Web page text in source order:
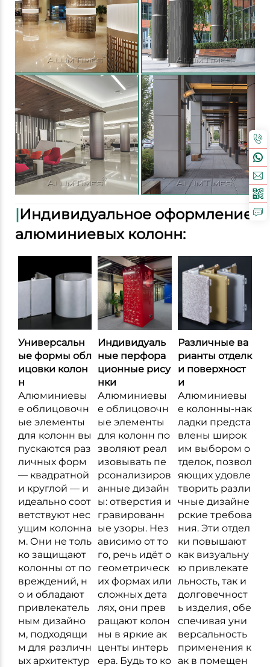
|Индивидуальное оформление
алюминиевых колонн:
Универсальн
ые формы обл
ицовки колон
н
Алюминиевы
е облицовочн
ые элементы
для колонн вы
пускаются раз
личных форм
— квадратной
и круглой — и
идеально соот
ветствуют нес
ущим колонна
м. Они не толь
ко защищают
колонны от по
вреждений, н
о и обладают
привлекатель
ным дизайно
м, подходящи
м для различн
ых архитектур
Индивидуаль
ные перфора
ционные рису
нки
Алюминиевы
е облицовочн
ые элементы
для колонн по
зволяют реал
изовывать пе
рсонализиров
анные дизайн
ы: отверстия и
гравированн
ые узоры. Нез
ависимо от то
го, речь идёт о
геометрическ
их формах или
сложных дета
лях, они прев
ращают колон
ны в яркие ак
центы интерь
ера. Будь то ко
Различные ва
рианты отделк
и поверхност
и
Алюминиевы
е колонны-нак
ладки предста
влены широк
им выбором о
тделок, позвол
яющих удовле
творить разли
чные дизайне
рские требова
ния. Эти отдел
ки повышают
как визуальну
ю привлекате
льность, так и
долговечност
ь изделия, обе
спечивая уни
версальность
применения к
ак в помещен